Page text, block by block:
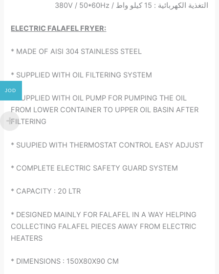
التغذية الكهربائية : 15 كيلو واط / 380V / 50*60Hz
ELECTRIC FALAFEL FRYER:
* MADE OF AISI 304 STAINLESS STEEL
* SUPPLIED WITH OIL FILTERING SYSTEM
* SUPPLIED WITH OIL PUMP FOR PUMPING THE OIL
FROM LOWER CONTAINER TO UPPER OIL BASIN AFTER
FILTERING
* SUUPIED WITH THERMOSTAT CONTROL EASY ADJUST
* COMPLETE ELECTRIC SAFETY GUARD SYSTEM
* CAPACITY : 20 LTR
* DESIGNED MAINLY FOR FALAFEL IN A WAY HELPING
COLLECTING FALAFEL PIECES AWAY FROM ELECTRIC
HEATERS
* DIMENSIONS : 150X80X90 CM
JOD